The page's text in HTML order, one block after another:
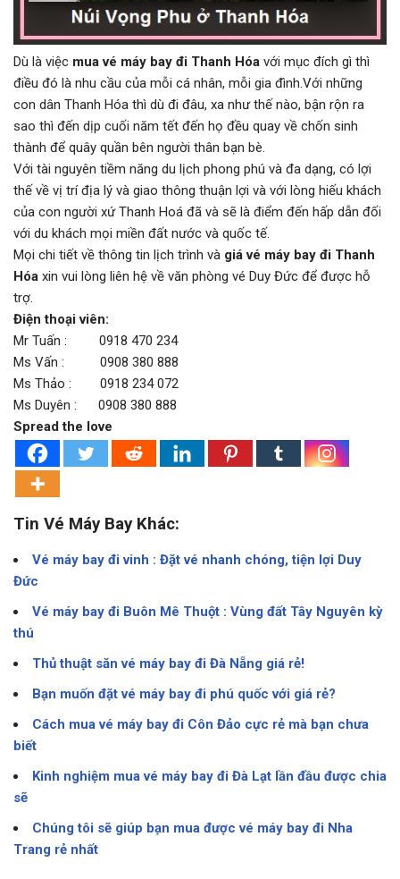
Dù là việc mua vé máy bay đi Thanh Hóa với mục đích gì thì
điều đó là nhu cầu của mỗi cá nhân, mỗi gia đình.Với những
con dân Thanh Hóa thì dù đi đâu, xa như thế nào, bận rộn ra
sao thì đến dịp cuối năm tết đến họ đều quay về chốn sinh
thành để quây quần bên người thân bạn bè.
Với tài nguyên tiềm năng du lịch phong phú và đa dạng, có lợi
thế về vị trí địa lý và giao thông thuận lợi và với lòng hiếu khách
của con người xứ Thanh Hoá đã và sẽ là điểm đến hấp dẫn đối
với du khách mọi miền đất nước và quốc tế.
Mọi chi tiết về thông tin lịch trình và giá vé máy bay đi Thanh
Hóa xin vui lòng liên hệ về văn phòng vé Duy Đức để được hỗ
trợ.
Điện thoại viên:
Mr Tuấn : 0918 470 234
Ms Vấn : 0908 380 888
Ms Thảo : 0918 234 072
Ms Duyên : 0908 380 888
Spread the love
Tin Vé Máy Bay Khác:
Vé máy bay đi vinh : Đặt vé nhanh chóng, tiện lợi Duy
Đức
Vé máy bay đi Buôn Mê Thuột : Vùng đất Tây Nguyên kỳ
thú
Thủ thuật săn vé máy bay đi Đà Nẵng giá rẻ!
Bạn muốn đặt vé máy bay đi phú quốc với giá rẻ?
Cách mua vé máy bay đi Côn Đảo cực rẻ mà bạn chưa
biết
Kinh nghiệm mua vé máy bay đi Đà Lạt lần đầu được chia
sẽ
Chúng tôi sẽ giúp bạn mua được vé máy bay đi Nha
Trang rẻ nhất